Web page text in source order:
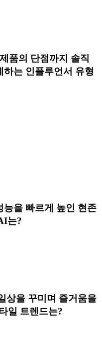
품의 단점까지 솔직
는 인플루언서 유형
능을 빠르게 높인 현존
는?
상을 꾸미며 즐거움을
일 트렌드는?